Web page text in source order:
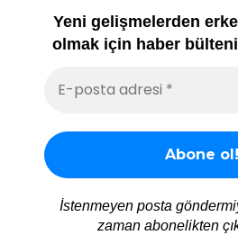
Yeni gelişmelerden
olmak için haber
İstenmeyen posta
zaman abonelikten